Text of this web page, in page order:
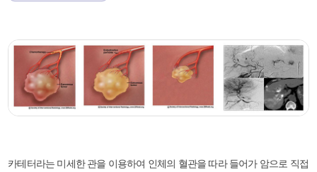
카테터라는 미세한 관을 이용하여 인체의 혈관을 따라 들어가 암으로 직접